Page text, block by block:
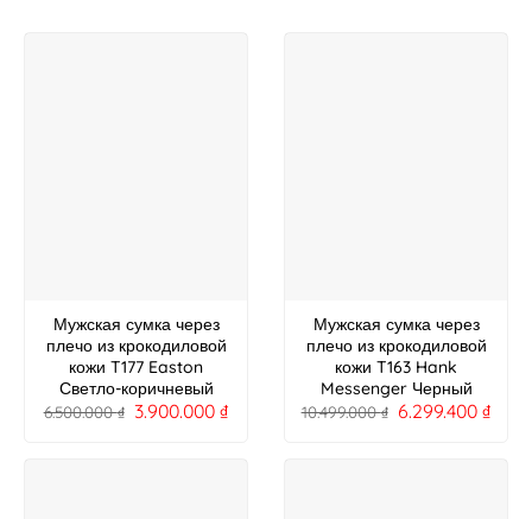
Мужская сумка через
плечо из крокодиловой
кожи T177 Easton
Светло-коричневый
6.500.000₫ 3.900.000₫
Мужская сумка через
плечо из крокодиловой
кожи T163 Hank
Messenger Черный
10.499.000₫ 6.299.400₫